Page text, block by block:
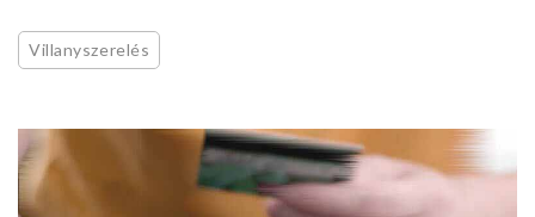
Villanyszerelés